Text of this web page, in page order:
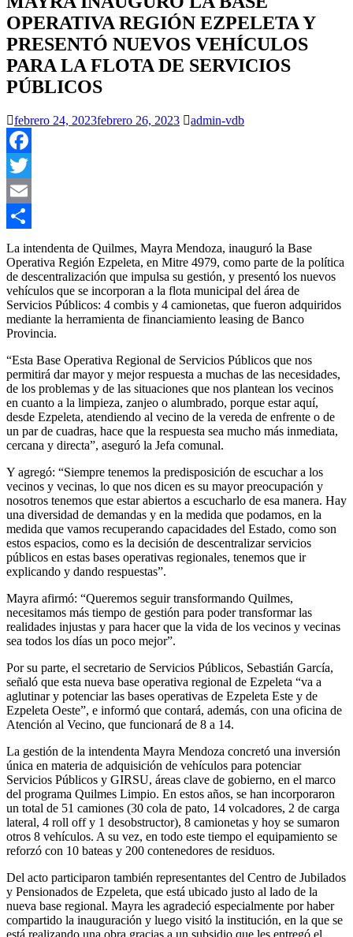
OPERATIVA REGIÓN EZPELETA Y
PRESENTÓ NUEVOS VEHÍCULOS
PARA LA FLOTA DE SERVICIOS
PÚBLICOS
febrero 24, 2023febrero 26, 2023 admin-vdb
Facebook
Twitter
Email
Compartir
La intendenta de Quilmes, Mayra Mendoza, inauguró la Base
Operativa Región Ezpeleta, en Mitre 4979, como parte de la política
de descentralización que impulsa su gestión, y presentó los nuevos
vehículos que se incorporan a la flota municipal del área de
Servicios Públicos: 4 combis y 4 camionetas, que fueron adquiridos
mediante la herramienta de financiamiento leasing de Banco
Provincia.
“Esta Base Operativa Regional de Servicios Públicos que nos
permitirá dar mayor y mejor respuesta a muchas de las necesidades,
de los problemas y de las situaciones que nos plantean los vecinos
en cuanto a la limpieza, zanjeo o alumbrado, porque estar aquí,
desde Ezpeleta, atendiendo al vecino de la vereda de enfrente o de
un par de cuadras, hace que la respuesta sea mucho más inmediata,
cercana y directa”, aseguró la Jefa comunal.
Y agregó: “Siempre tenemos la predisposición de escuchar a los
vecinos y vecinas, lo que nos dicen es su mayor preocupación y
nosotros tenemos que estar abiertos a escucharlo de esa manera. Hay
una diversidad de demandas y en la medida que podamos, en la
medida que vamos recuperando capacidades del Estado, como son
estos espacios, como es la decisión de descentralizar servicios
públicos en estas bases operativas regionales, tenemos que ir
explicando y dando respuestas”.
Mayra afirmó: “Queremos seguir transformando Quilmes,
necesitamos más tiempo de gestión para poder transformar las
realidades injustas y para hacer que la vida de los vecinos y vecinas
sea todos los días un poco mejor”.
Por su parte, el secretario de Servicios Públicos, Sebastián García,
señaló que esta nueva base operativa regional de Ezpeleta “va a
aglutinar y potenciar las bases operativas de Ezpeleta Este y de
Ezpeleta Oeste”, e informó que contará, además, con una oficina de
Atención al Vecino, que funcionará de 8 a 14.
La gestión de la intendenta Mayra Mendoza concretó una inversión
única en materia de adquisición de vehículos para potenciar
Servicios Públicos y GIRSU, áreas clave de gobierno, en el marco
del programa Quilmes Limpio. En estos años, se han incorporaron
un total de 51 camiones (30 cola de pato, 14 volcadores, 2 de carga
lateral, 4 roll off y 1 desobstructor), 8 camionetas y hoy se sumaron
otros 8 vehículos. A su vez, en todo este tiempo el equipamiento se
reforzó con 10 bateas y 200 contenedores de residuos.
Del acto participaron también representantes del Centro de Jubilados
y Pensionados de Ezpeleta, que está ubicado justo al lado de la
nueva base regional. Mayra les agradeció especialmente por haber
compartido la inauguración y luego visitó la institución, en la que se
está realizando una obra gracias a un subsidio que les entregó el